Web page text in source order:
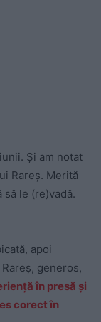
Și am notat
Rareș. Merită
să le (re)vadă.
apoi
generos,
în presă și
corect în